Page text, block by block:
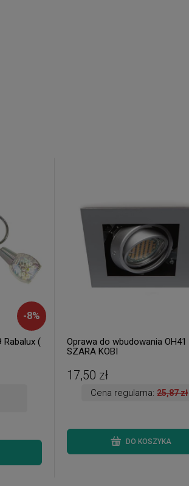
-8%
(
Oprawa do wbudowania OH41
SZARA KOBI
17,50 zł
Cena regularna:25,87 zł
DO KOSZYKA